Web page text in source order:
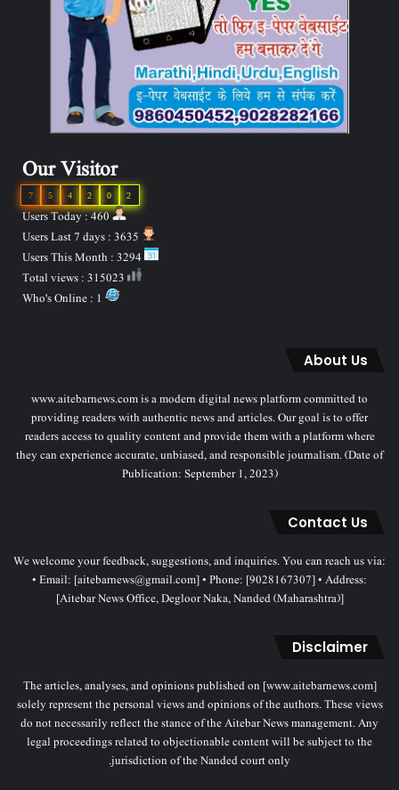
Our Visitor
2
0
2
4
5
7
Users Today : 460
About Us
www.aitebarnews.com is a modern digital news platform committed to
providing readers with authentic news and articles. Our goal is to offer
readers access to quality content and provide them with a platform where
they can experience accurate, unbiased, and responsible journalism. (Date of
Publication: September 1, 2023)
Contact Us
We welcome your feedback, suggestions, and inquiries. You can reach us via:
• Email: [aitebarnews@gmail.com] • Phone: [9028167307] • Address:
[Aitebar News Office, Degloor Naka, Nanded (Maharashtra)]
Disclaimer
The articles, analyses, and opinions published on [www.aitebarnews.com]
solely represent the personal views and opinions of the authors. These views
do not necessarily reflect the stance of the Aitebar News management. Any
legal proceedings related to objectionable content will be subject to the
jurisdiction of the Nanded court only.